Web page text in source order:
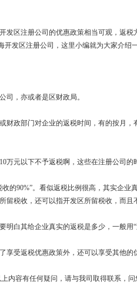
区注册公司的优惠政策相当可观，返税
发区注册公司，这里小编就为大家介绍
，亦或者是区财政局。
政部门对企业的返税时间，有的按月，
元以下不予返税啊，这些在注册公司的
90%”。看似返税比例很高，其实企业真
税收，还可以指开发区所留税收，而且
白其给企业真实的返税是多少，一般用“
受返税优惠政策外，还可以享受其他的
容有任何疑问，请与我司取得联系，问